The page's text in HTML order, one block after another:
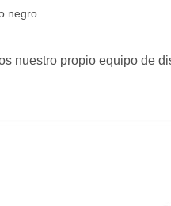
negro
nuestro propio equipo de